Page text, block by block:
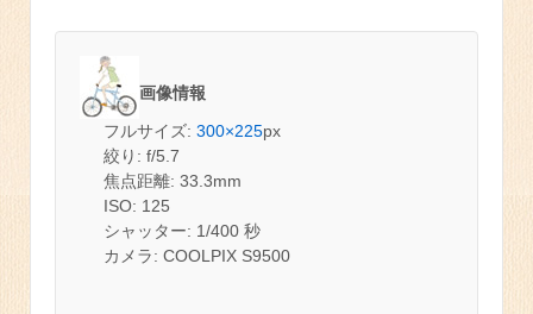
画像情報
フルサイズ: 300×225px
絞り: f/5.7
焦点距離: 33.3mm
ISO: 125
シャッター: 1/400 秒
カメラ: COOLPIX S9500